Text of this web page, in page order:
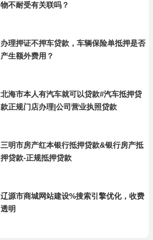
物不耐受有关联吗？
办理押证不押车贷款，车辆保险单抵押是否
产生额外费用？
北海市本人有汽车就可以贷款#汽车抵押贷
款正规门店办理|公司营业执照贷款
三明市房产红本银行抵押贷款&银行房产抵
押贷款-正规抵押贷款
辽源市商城网站建设%搜索引擎优化，收费
透明